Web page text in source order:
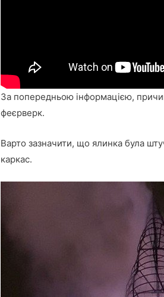
За попередньою інформацією,
феєрверк.
Варто зазначити, що ялинка була
каркас.